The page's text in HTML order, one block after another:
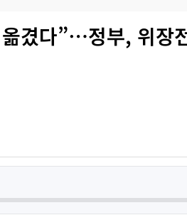
겼다”⋯정부, 위장